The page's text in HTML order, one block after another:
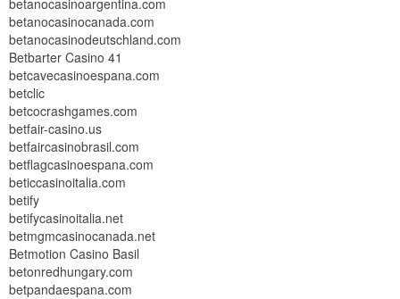
betanocasinoargentina.com
betanocasinocanada.com
betanocasinodeutschland.com
Betbarter Casino 41
betcavecasinoespana.com
betclic
betcocrashgames.com
betfair-casino.us
betfaircasinobrasil.com
betflagcasinoespana.com
beticcasinoitalia.com
betify
betifycasinoitalia.net
betmgmcasinocanada.net
Betmotion Casino Basil
betonredhungary.com
betpandaespana.com